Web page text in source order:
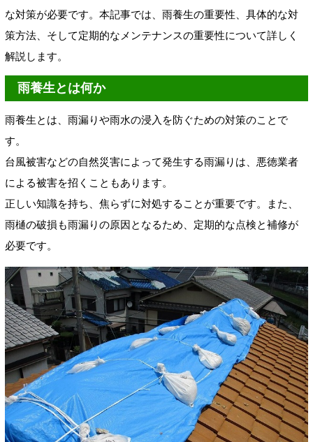
な対策が必要です。本記事では、雨養生の重要性、具体的な対
策方法、そして定期的なメンテナンスの重要性について詳しく
解説します。
雨養生とは何か
雨養生とは、雨漏りや雨水の浸入を防ぐための対策のことで
す。
台風被害などの自然災害によって発生する雨漏りは、悪徳業者
による被害を招くこともあります。
正しい知識を持ち、焦らずに対処することが重要です。また、
雨樋の破損も雨漏りの原因となるため、定期的な点検と補修が
必要です。